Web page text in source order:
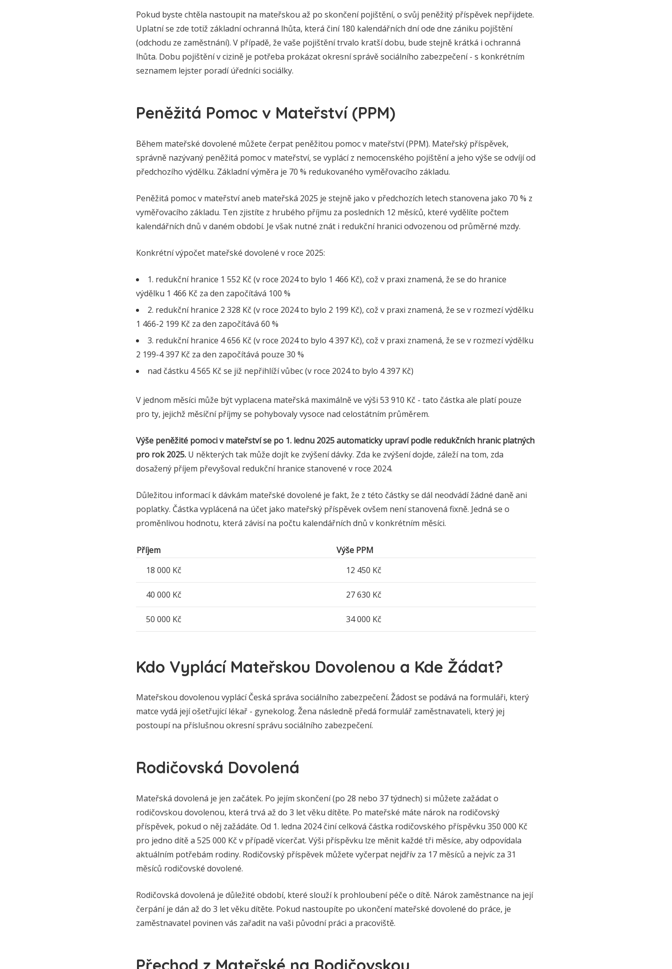
Pokud byste chtěla nastoupit na mateřskou až po skončení pojištění, o svůj peněžitý příspěvek nepřijdete.
Uplatní se zde totiž základní ochranná lhůta, která činí 180 kalendářních dní ode dne zániku pojištění
(odchodu ze zaměstnání). V případě, že vaše pojištění trvalo kratší dobu, bude stejně krátká i ochranná
lhůta. Dobu pojištění v cizině je potřeba prokázat okresní správě sociálního zabezpečení - s konkrétním
seznamem lejster poradí úředníci sociálky.
Peněžitá Pomoc v Mateřství (PPM)
Během mateřské dovolené můžete čerpat peněžitou pomoc v mateřství (PPM). Mateřský příspěvek,
správně nazývaný peněžitá pomoc v mateřství, se vyplácí z nemocenského pojištění a jeho výše se odvíjí od
předchozího výdělku. Základní výměra je 70 % redukovaného vyměřovacího základu.
Peněžitá pomoc v mateřství aneb mateřská 2025 je stejně jako v předchozích letech stanovena jako 70 % z
vyměřovacího základu. Ten zjistíte z hrubého příjmu za posledních 12 měsíců, které vydělíte počtem
kalendářních dnů v daném období. Je však nutné znát i redukční hranici odvozenou od průměrné mzdy.
Konkrétní výpočet mateřské dovolené v roce 2025:
1. redukční hranice 1 552 Kč (v roce 2024 to bylo 1 466 Kč), což v praxi znamená, že se do hranice
výdělku 1 466 Kč za den započítává 100 %
2. redukční hranice 2 328 Kč (v roce 2024 to bylo 2 199 Kč), což v praxi znamená, že se v rozmezí výdělku
1 466-2 199 Kč za den započítává 60 %
3. redukční hranice 4 656 Kč (v roce 2024 to bylo 4 397 Kč), což v praxi znamená, že se v rozmezí výdělku
2 199-4 397 Kč za den započítává pouze 30 %
nad částku 4 565 Kč se již nepřihlíží vůbec (v roce 2024 to bylo 4 397 Kč)
V jednom měsíci může být vyplacena mateřská maximálně ve výši 53 910 Kč - tato částka ale platí pouze
pro ty, jejichž měsíční příjmy se pohybovaly vysoce nad celostátním průměrem.
Výše peněžité pomoci v mateřství se po 1. lednu 2025 automaticky upraví podle redukčních hranic platných
pro rok 2025. U některých tak může dojít ke zvýšení dávky. Zda ke zvýšení dojde, záleží na tom, zda
dosažený příjem převyšoval redukční hranice stanovené v roce 2024.
Důležitou informací k dávkám mateřské dovolené je fakt, že z této částky se dál neodvádí žádné daně ani
poplatky. Částka vyplácená na účet jako mateřský příspěvek ovšem není stanovená fixně. Jedná se o
proměnlivou hodnotu, která závisí na počtu kalendářních dnů v konkrétním měsíci.
Příjem
Výše PPM
18 000 Kč
12 450 Kč
40 000 Kč 27 630 Kč
50 000 Kč 34 000 Kč
Kdo Vyplácí Mateřskou Dovolenou a Kde Žádat?
Mateřskou dovolenou vyplácí Česká správa sociálního zabezpečení. Žádost se podává na formuláři, který
matce vydá její ošetřující lékař - gynekolog. Žena následně předá formulář zaměstnavateli, který jej
postoupí na příslušnou okresní správu sociálního zabezpečení.
Rodičovská Dovolená
Mateřská dovolená je jen začátek. Po jejím skončení (po 28 nebo 37 týdnech) si můžete zažádat o
rodičovskou dovolenou, která trvá až do 3 let věku dítěte. Po mateřské máte nárok na rodičovský
příspěvek, pokud o něj zažádáte. Od 1. ledna 2024 činí celková částka rodičovského příspěvku 350 000 Kč
pro jedno dítě a 525 000 Kč v případě vícerčat. Výši příspěvku lze měnit každé tři měsíce, aby odpovídala
aktuálním potřebám rodiny. Rodičovský příspěvek můžete vyčerpat nejdřív za 17 měsíců a nejvíc za 31
měsíců rodičovské dovolené.
Rodičovská dovolená je důležité období, které slouží k prohloubení péče o dítě. Nárok zaměstnance na její
čerpání je dán až do 3 let věku dítěte. Pokud nastoupíte po ukončení mateřské dovolené do práce, je
zaměstnavatel povinen vás zařadit na vaši původní práci a pracoviště.
Přechod z Mateřské na Rodičovskou